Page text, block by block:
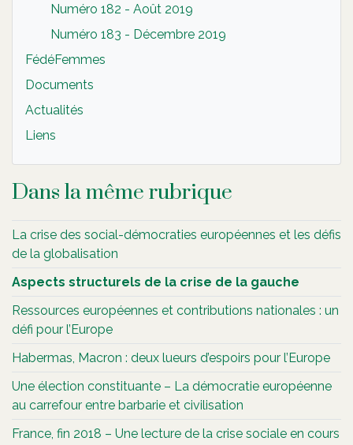
Numéro 182 - Août 2019
Numéro 183 - Décembre 2019
FédéFemmes
Documents
Actualités
Liens
Dans la même rubrique
La crise des social-démocraties européennes et les défis
de la globalisation
Aspects structurels de la crise de la gauche
Ressources européennes et contributions nationales : un
défi pour l’Europe
Habermas, Macron : deux lueurs d’espoirs pour l’Europe
Une élection constituante – La démocratie européenne
au carrefour entre barbarie et civilisation
France, fin 2018 – Une lecture de la crise sociale en cours